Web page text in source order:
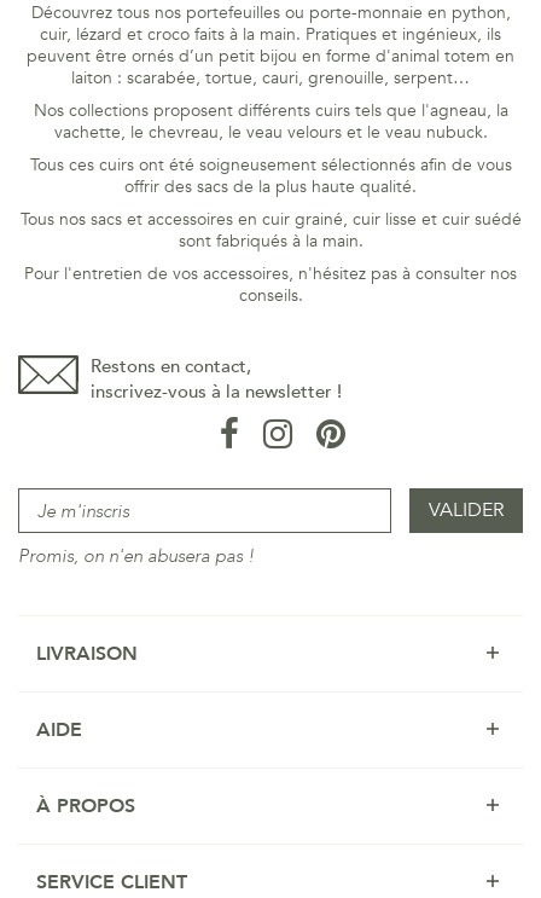
Découvrez tous nos portefeuilles ou porte-monnaie en python,
cuir, lézard et croco faits à la main. Pratiques et ingénieux, ils
peuvent être ornés d’un petit bijou en forme d'animal totem en
laiton : scarabée, tortue, cauri, grenouille, serpent…
Nos collections proposent différents cuirs tels que l'agneau, la
vachette, le chevreau, le veau velours et le veau nubuck.
Tous ces cuirs ont été soigneusement sélectionnés afin de vous
offrir des sacs de la plus haute qualité.
Tous nos sacs et accessoires en cuir grainé, cuir lisse et cuir suédé
sont fabriqués à la main.
Pour l'entretien de vos accessoires, n'hésitez pas à consulter nos
conseils.
Restons en contact,
inscrivez-vous à la newsletter !
Promis, on n'en abusera pas !
LIVRAISON
AIDE
À PROPOS
SERVICE CLIENT